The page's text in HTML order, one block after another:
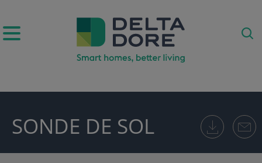
SONDE DE SOL